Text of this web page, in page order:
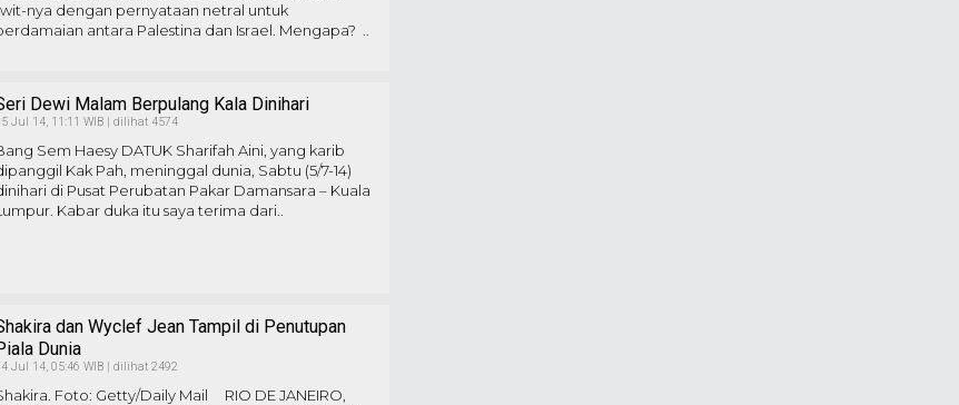
nya dengan pernyataan netral untuk
antara Palestina dan Israel. Mengapa? ..
Dewi Malam Berpulang Kala Dinihari
Jul 14, 11:11 WIB | dilihat 4574
Sem Haesy DATUK Sharifah Aini, yang karib
Kak Pah, meninggal dunia, Sabtu (5/7-14)
di Pusat Perubatan Pakar Damansara – Kuala
Kabar duka itu saya terima dari..
dan Wyclef Jean Tampil di Penutupan
Dunia
Jul 14, 05:46 WIB | dilihat 2492
Foto: Getty/Daily Mail RIO DE JANEIRO,